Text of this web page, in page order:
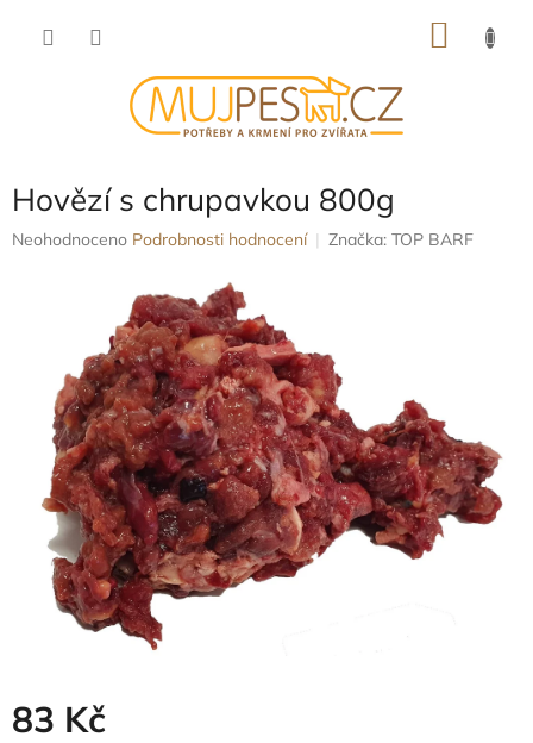
Hovězí s chrupavkou 800g
Průměrné
hvězdiček.
Neohodnoceno Podrobnosti hodnocení Značka: TOP BARF
83 Kč